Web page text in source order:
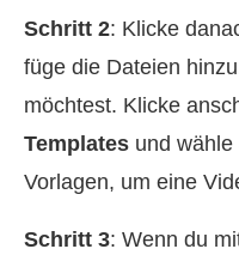
Schritt 2: Klicke
füge die Dateien
möchtest. Klicke
Templates und
Vorlagen, um eine
Schritt 3: Wenn du